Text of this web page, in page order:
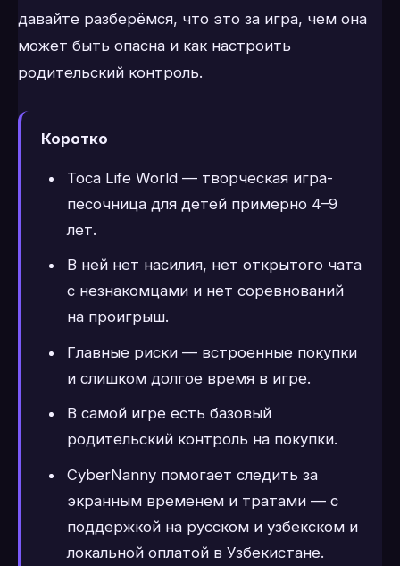
давайте разберёмся, что это за игра, чем она
может быть опасна и как настроить
родительский контроль.
Коротко
Toca Life World — творческая игра-
песочница для детей примерно 4–9
лет.
В ней нет насилия, нет открытого чата
с незнакомцами и нет соревнований
на проигрыш.
Главные риски — встроенные покупки
и слишком долгое время в игре.
В самой игре есть базовый
родительский контроль на покупки.
CyberNanny помогает следить за
экранным временем и тратами — с
поддержкой на русском и узбекском и
локальной оплатой в Узбекистане.